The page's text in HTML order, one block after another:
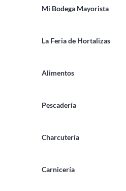
Mi Bodega Mayorista
La Feria de Hortalizas
Alimentos
Pescadería
Charcutería
Carnicería